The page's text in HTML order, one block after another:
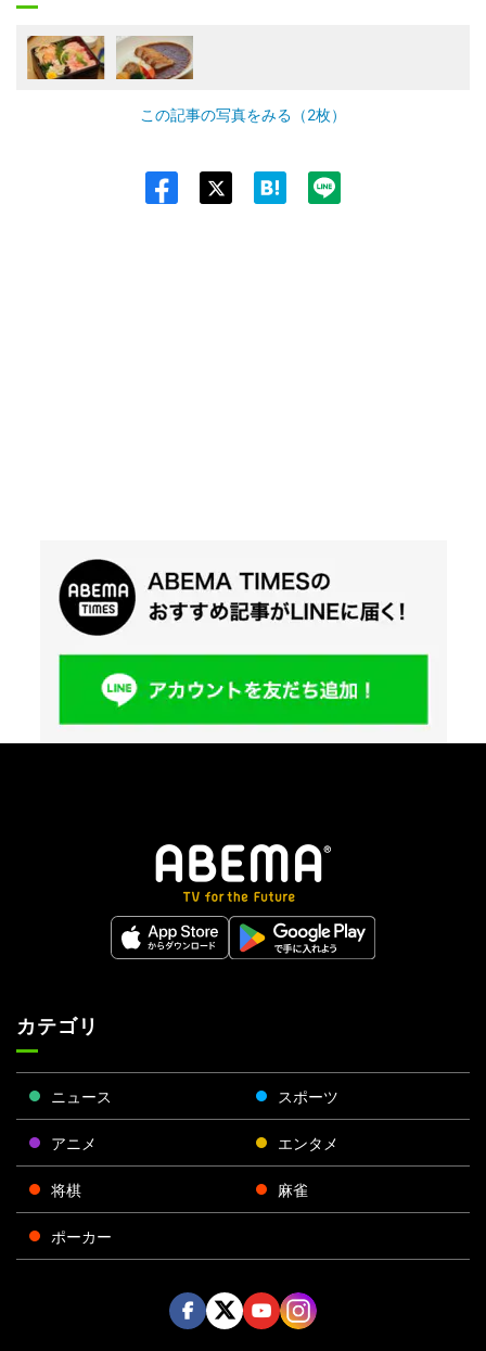
この記事の写真をみる（2枚）
カテゴリ
ニュース スポーツ
アニメ エンタメ
将棋 麻雀
ポーカー